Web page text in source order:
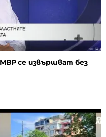
се извършват без